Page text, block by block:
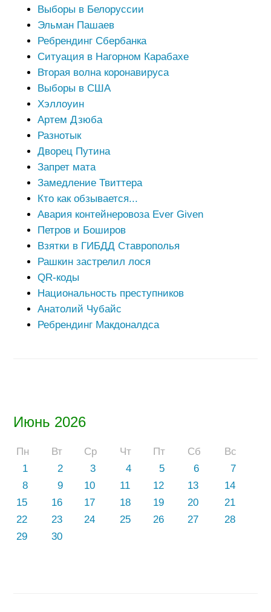
Июнь 2026
Пн Вт Ср Чт Пт Сб
Вс
1
2 3 4 5 6
7
8
9 10 11 12 13
14
15
16 17 18 19 20
21
22
23 24 25 26 27
28
29
30
Выборы в Белоруссии
Эльман Пашаев
Ребрендинг Сбербанка
Ситуация в Нагорном Карабахе
Вторая волна коронавируса
Выборы в США
Хэллоуин
Артем Дзюба
Разнотык
Дворец Путина
Запрет мата
Замедление Твиттера
Кто как обзывается...
Авария контейнеровоза Ever Given
Петров и Боширов
Взятки в ГИБДД Ставрополья
Рашкин застрелил лося
QR-коды
Национальность преступников
Анатолий Чубайс
Ребрендинг Макдоналдса